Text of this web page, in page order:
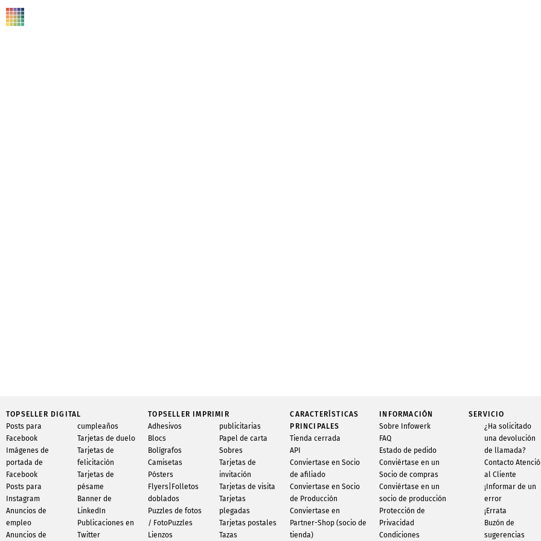
TOPSELLER DIGITAL
Posts para
Facebook
Imágenes de
portada de
Facebook
Posts para
Instagram
Anuncios de
empleo
Anuncios de
cumpleaños
Tarjetas de duelo
Tarjetas de
felicitación
Tarjetas de
pésame
Banner de
LinkedIn
Publicaciones en
Twitter
TOPSELLER IMPRIMIR
Adhesivos
Blocs
Bolígrafos
Camisetas
Pósters
Flyers|Folletos
doblados
Puzzles de fotos
/ FotoPuzzles
Lienzos
publicitarias
Papel de carta
Sobres
Tarjetas de
invitación
Tarjetas de visita
Tarjetas
plegadas
Tarjetas postales
Tazas
CARACTERÍSTICAS
PRINCIPALES
Tienda cerrada
API
Conviertase en Socio
de afiliado
Conviertase en Socio
de Producción
Conviertase en
Partner-Shop (socio de
tienda)
INFORMACIÓN
Sobre Infowerk
FAQ
Estado de pedido
Conviértase en un
Socio de compras
Conviértase en un
socio de producción
Protección de
Privacidad
Condiciones
SERVICIO
¿Ha solicitado
una devolución
de llamada?
Contacto
al Cliente
¡Informar de un
error
¡Errata
Buzón de
sugerencias